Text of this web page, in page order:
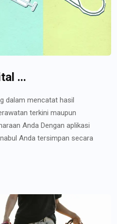
...
dalam mencatat hasil
terkini maupun
Anda Dengan aplikasi
Anda tersimpan secara